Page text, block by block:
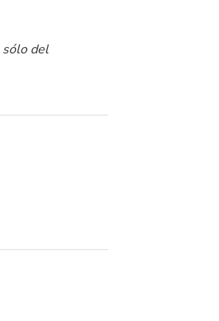
sólo del